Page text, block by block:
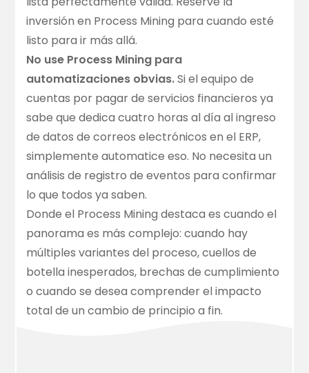
inversión en Process Mining para cuando esté
listo para ir más allá.
No use Process Mining para
automatizaciones obvias.Si el equipo de
cuentas por pagar de servicios financieros ya
sabe que dedica cuatro horas al día al ingreso
de datos de correos electrónicos en el ERP,
simplemente automatice eso. No necesita un
análisis de registro de eventos para confirmar
lo que todos ya saben.
Donde el Process Mining destaca es cuando el
panorama es más complejo: cuando hay
múltiples variantes del proceso, cuellos de
botella inesperados, brechas de cumplimiento
o cuando se desea comprender el impacto
total de un cambio de principio a fin.